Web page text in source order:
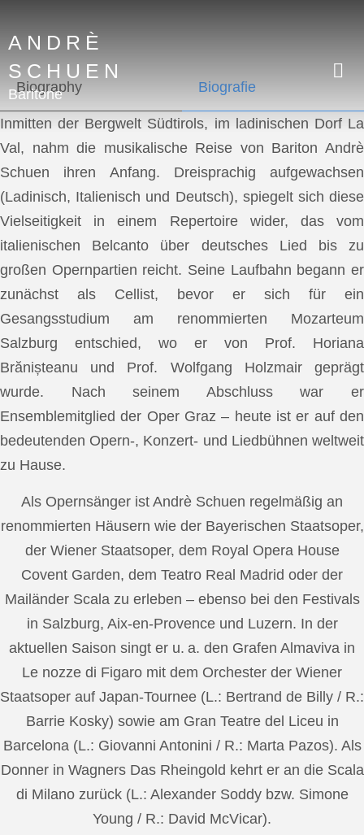
ANDRÈ
SCHUEN
Baritone
Biography Biografie
Inmitten der Bergwelt Südtirols, im ladinischen Dorf La
Val, nahm die musikalische Reise von Bariton Andrè
Schuen ihren Anfang. Dreisprachig aufgewachsen
(Ladinisch, Italienisch und Deutsch), spiegelt sich diese
Vielseitigkeit in einem Repertoire wider, das vom
italienischen Belcanto über deutsches Lied bis zu
großen Opernpartien reicht. Seine Laufbahn begann er
zunächst als Cellist, bevor er sich für ein
Gesangsstudium am renommierten Mozarteum
Salzburg entschied, wo er von Prof. Horiana
Brănișteanu und Prof. Wolfgang Holzmair geprägt
wurde. Nach seinem Abschluss war er
Ensemblemitglied der Oper Graz – heute ist er auf den
bedeutenden Opern-, Konzert- und Liedbühnen weltweit
zu Hause.
Als Opernsänger ist Andrè Schuen regelmäßig an
renommierten Häusern wie der Bayerischen Staatsoper,
der Wiener Staatsoper, dem Royal Opera House
Covent Garden, dem Teatro Real Madrid oder der
Mailänder Scala zu erleben – ebenso bei den Festivals
in Salzburg, Aix-en-Provence und Luzern. In der
aktuellen Saison singt er u. a. den Grafen Almaviva in
Le nozze di Figaro mit dem Orchester der Wiener
Staatsoper auf Japan-Tournee (L.: Bertrand de Billy / R.:
Barrie Kosky) sowie am Gran Teatre del Liceu in
Barcelona (L.: Giovanni Antonini / R.: Marta Pazos). Als
Donner in Wagners Das Rheingold kehrt er an die Scala
di Milano zurück (L.: Alexander Soddy bzw. Simone
Young / R.: David McVicar).